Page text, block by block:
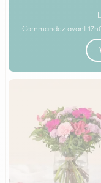
Commandez avant